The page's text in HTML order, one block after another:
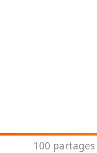
100 partages